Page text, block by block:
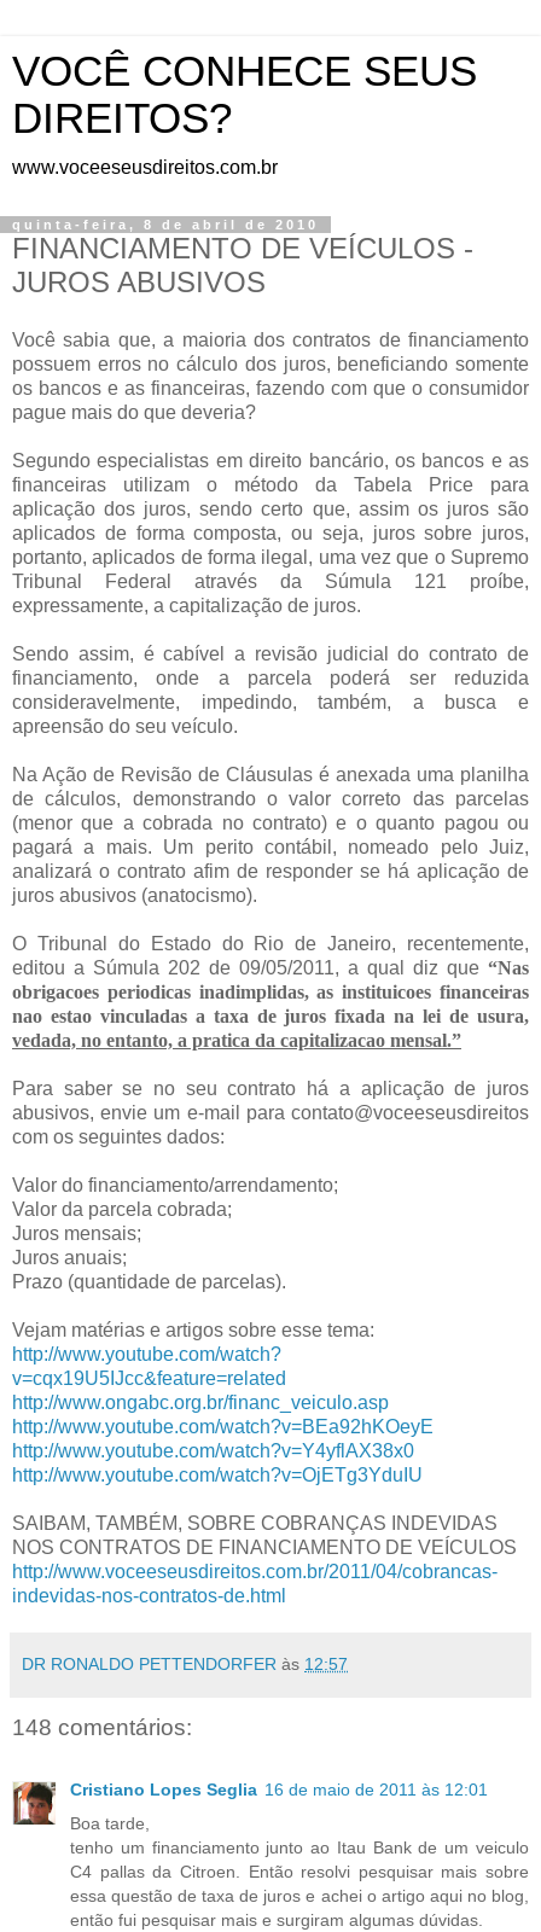
VOCÊ CONHECE SEUS
DIREITOS?
www.voceeseusdireitos.com.br
quinta-feira, 8 de abril de 2010
FINANCIAMENTO DE VEÍCULOS -
JUROS ABUSIVOS
Você sabia que, a maioria dos contratos de financiamento
possuem erros no cálculo dos juros, beneficiando somente
os bancos e as financeiras, fazendo com que o consumidor
pague mais do que deveria?
Segundo especialistas em direito bancário, os bancos e as
financeiras utilizam o método da Tabela Price para
aplicação dos juros, sendo certo que, assim os juros são
aplicados de forma composta, ou seja, juros sobre juros,
portanto, aplicados de forma ilegal, uma vez que o Supremo
Tribunal Federal através da Súmula 121 proíbe,
expressamente, a capitalização de juros.
Sendo assim, é cabível a revisão judicial do contrato de
financiamento, onde a parcela poderá ser reduzida
consideravelmente, impedindo, também, a busca e
apreensão do seu veículo.
Na Ação de Revisão de Cláusulas é anexada uma planilha
de cálculos, demonstrando o valor correto das parcelas
(menor que a cobrada no contrato) e o quanto pagou ou
pagará a mais. Um perito contábil, nomeado pelo Juiz,
analizará o contrato afim de responder se há aplicação de
juros abusivos (anatocismo).
O Tribunal do Estado do Rio de Janeiro, recentemente,
editou a Súmula 202 de 09/05/2011, a qual diz que “Nas
obrigacoes periodicas inadimplidas, as instituicoes financeiras
nao estao vinculadas a taxa de juros fixada na lei de usura,
vedada, no entanto, a pratica da capitalizacao mensal.”
Para saber se no seu contrato há a aplicação de juros
abusivos, envie um e-mail para contato@voceeseusdireitos
com os seguintes dados:
Valor do financiamento/arrendamento;
Valor da parcela cobrada;
Juros mensais;
Juros anuais;
Prazo (quantidade de parcelas).
Vejam matérias e artigos sobre esse tema:
http://www.youtube.com/watch?
v=cqx19U5IJcc&feature=related
http://www.ongabc.org.br/financ_veiculo.asp
http://www.youtube.com/watch?v=BEa92hKOeyE
http://www.youtube.com/watch?v=Y4yflAX38x0
http://www.youtube.com/watch?v=OjETg3YduIU
SAIBAM, TAMBÉM, SOBRE COBRANÇAS INDEVIDAS
NOS CONTRATOS DE FINANCIAMENTO DE VEÍCULOS
http://www.voceeseusdireitos.com.br/2011/04/cobrancas-
indevidas-nos-contratos-de.html
DR RONALDO PETTENDORFER às 12:57
148 comentários:
Cristiano Lopes Seglia 16 de maio de 2011 às 12:01
Boa tarde,
tenho um financiamento junto ao Itau Bank de um veiculo
C4 pallas da Citroen. Então resolvi pesquisar mais sobre
essa questão de taxa de juros e achei o artigo aqui no blog,
então fui pesquisar mais e surgiram algumas dúvidas.